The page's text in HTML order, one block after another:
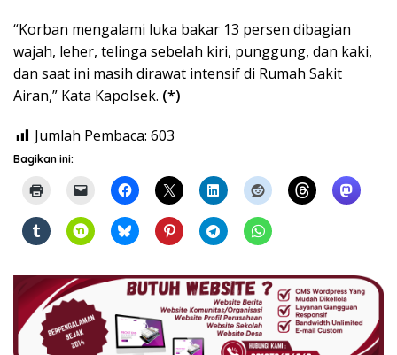
“Korban mengalami luka bakar 13 persen dibagian
wajah, leher, telinga sebelah kiri, punggung, dan kaki,
dan saat ini masih dirawat intensif di Rumah Sakit
Airan,” Kata Kapolsek. (*)
Jumlah Pembaca: 603
Bagikan ini: